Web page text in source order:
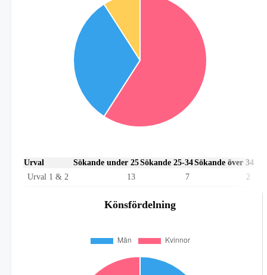
Urval Sökande under 25Sökande 25-34Sökande över 34
Urval 1 & 2
13 7 2
Könsfördelning